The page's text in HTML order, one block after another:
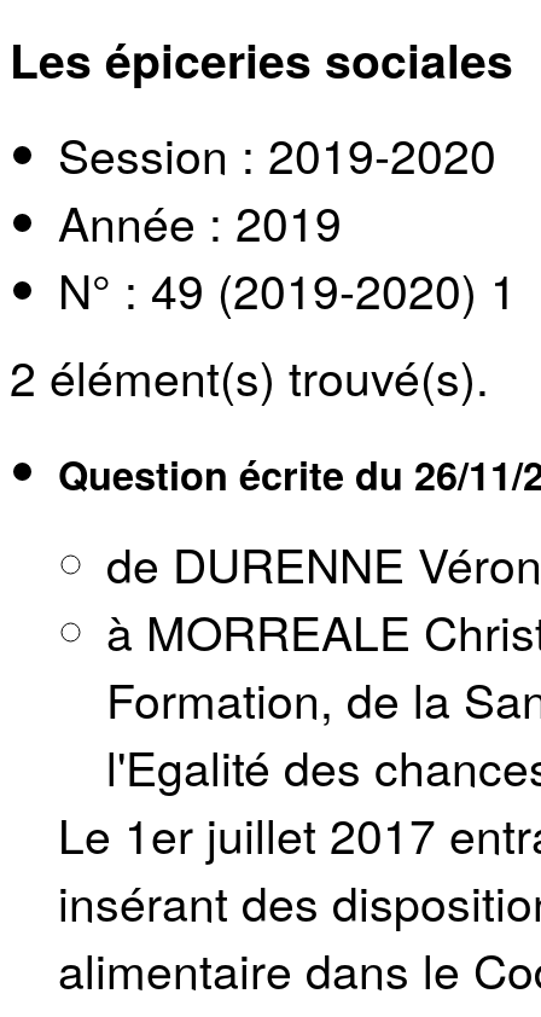
Les épiceries sociales
Session : 2019-2020
Année : 2019
N° : 49 (2019-2020) 1
2 élément(s) trouvé(s).
Question écrite du 26/11/
de DURENNE
à MORREALE
Formation, de la
l'Egalité des
Le 1er juillet 2017
insérant des
alimentaire dans le